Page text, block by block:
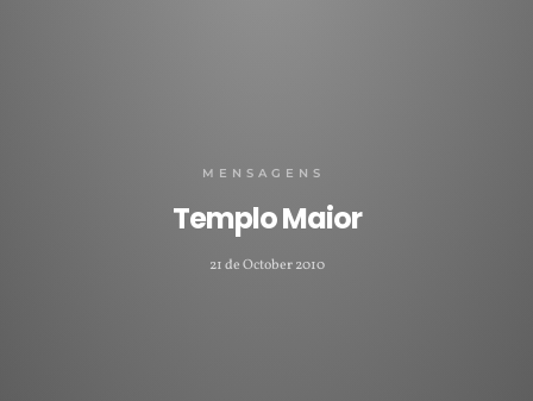
MENSAGENS
Templo Maior
21 de October 2010